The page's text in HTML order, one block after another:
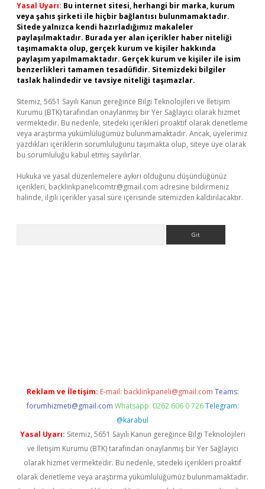
Yasal Uyarı: Bu internet sitesi, herhangi bir marka, kurum
veya şahıs şirketi ile hiçbir bağlantısı bulunmamaktadır.
Sitede yalnızca kendi hazırladığımız makaleler
paylaşılmaktadır. Burada yer alan içerikler haber niteliği
taşımamakta olup, gerçek kurum ve kişiler hakkında
paylaşım yapılmamaktadır. Gerçek kurum ve kişiler ile isim
benzerlikleri tamamen tesadüfidir. Sitemizdeki bilgiler
taslak halindedir ve tavsiye niteliği taşımazlar.
Sitemiz, 5651 Sayılı Kanun gereğince Bilgi Teknolojileri ve İletişim
Kurumu (BTK) tarafından onaylanmış bir Yer Sağlayıcı olarak hizmet
vermektedir. Bu nedenle, sitedeki içerikleri proaktif olarak denetleme
veya araştırma yükümlülüğümüz bulunmamaktadır. Ancak, üyelerimiz
yazdıkları içeriklerin sorumluluğunu taşımakta olup, siteye üye olarak
bu sorumluluğu kabul etmiş sayılırlar.
Hukuka ve yasal düzenlemelere aykırı olduğunu düşündüğünüz
içerikleri, backlinkpanelicomtr@gmail.com adresine bildirmeniz
halinde, ilgili içerikler yasal süre içerisinde sitemizden kaldırılacaktır.
Reklam ve İletişim: E-mail: backlinkpaneli@gmail.com Teams:
forumhizmeti@gmail.com Whatsapp: 0262 606 0 726 Telegram:
@karabul
Yasal Uyarı: Sitemiz, 5651 Sayılı Kanun gereğince Bilgi Teknolojileri
ve İletişim Kurumu (BTK) tarafından onaylanmış bir Yer Sağlayıcı
olarak hizmet vermektedir. Bu nedenle, sitedeki içerikleri proaktif
olarak denetleme veya araştırma yükümlülüğümüz bulunmamaktadır.